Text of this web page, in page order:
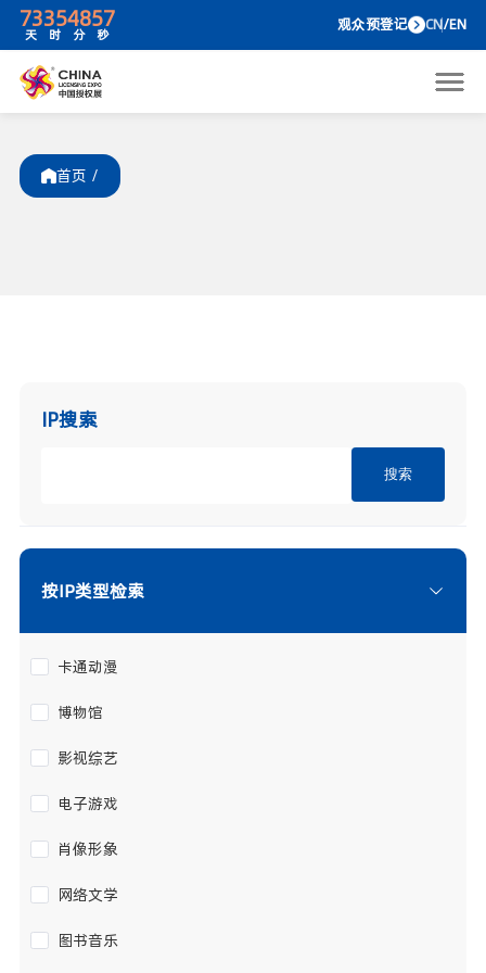
73
天
35
时
48
分
57 观众预
首页 /
IP搜索
搜索
按IP类型检索
卡通动漫
博物馆
影视综艺
电子游戏
肖像形象
网络文学
图书音乐